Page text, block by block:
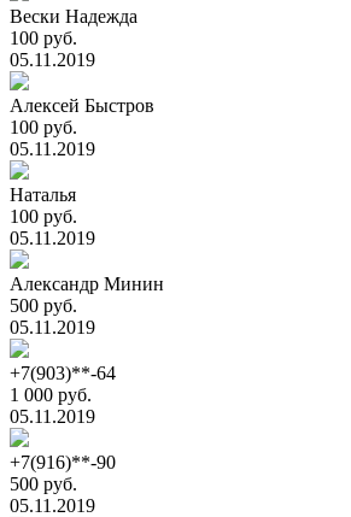
Вески Надежда
100 руб.
05.11.2019
Алексей Быстров
100 руб.
05.11.2019
Наталья
100 руб.
05.11.2019
Александр Минин
500 руб.
05.11.2019
+7(903)**-64
1 000 руб.
05.11.2019
+7(916)**-90
500 руб.
05.11.2019